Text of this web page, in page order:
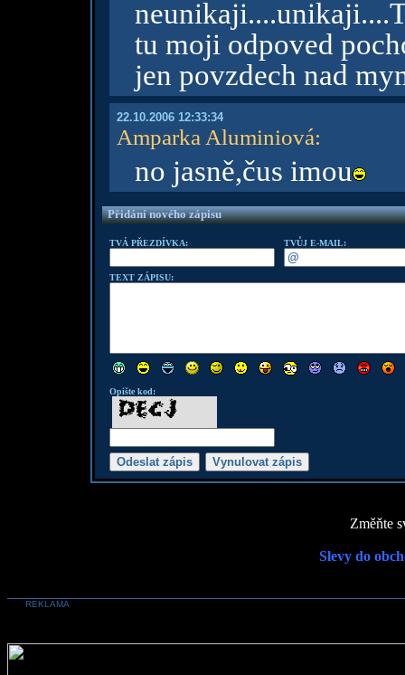
tu moji odpoved
jen povzdech nad
22.10.2006 12:33:34
Amparka Aluminiová:
no jasně,čus imou
Přidání nového zápisu
TVÁ PŘEZDÍVKA: TVŮJ E-MAIL:
TEXT ZÁPISU:
Opište kod:
Změňte
Slevy do
REKLAMA